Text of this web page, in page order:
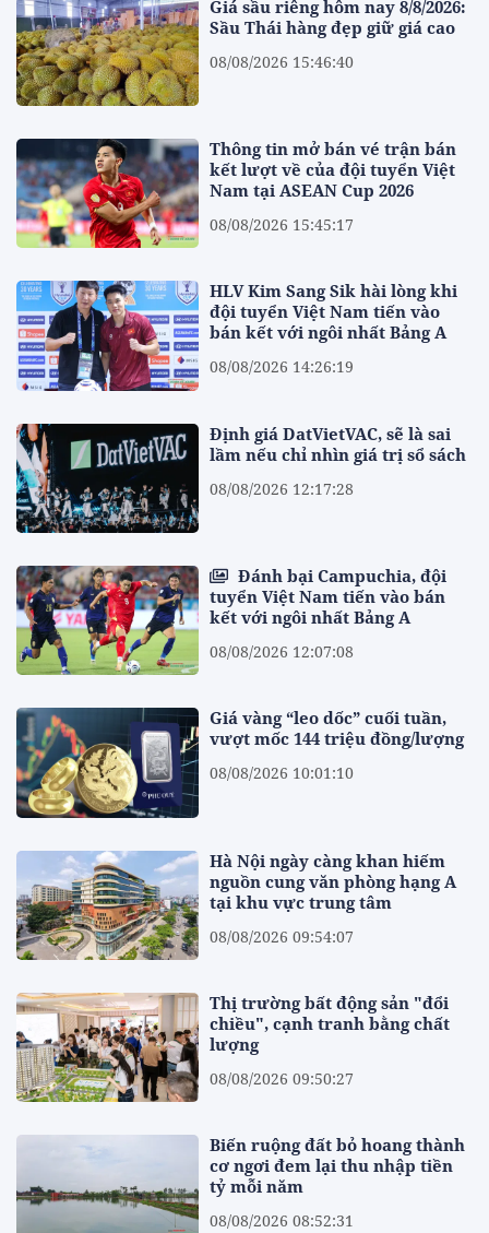
Giá sầu riêng hôm nay 8/8/2026:
Sầu Thái hàng đẹp giữ giá cao
08/08/2026 15:46:40
Thông tin mở bán vé trận bán
kết lượt về của đội tuyển Việt
Nam tại ASEAN Cup 2026
08/08/2026 15:45:17
HLV Kim Sang Sik hài lòng khi
đội tuyển Việt Nam tiến vào
bán kết với ngôi nhất Bảng A
08/08/2026 14:26:19
Định giá DatVietVAC, sẽ là sai
lầm nếu chỉ nhìn giá trị sổ sách
08/08/2026 12:17:28
Đánh bại Campuchia, đội
tuyển Việt Nam tiến vào bán
kết với ngôi nhất Bảng A
08/08/2026 12:07:08
Giá vàng “leo dốc” cuối tuần,
vượt mốc 144 triệu đồng/lượng
08/08/2026 10:01:10
Hà Nội ngày càng khan hiếm
nguồn cung văn phòng hạng A
tại khu vực trung tâm
08/08/2026 09:54:07
Thị trường bất động sản "đổi
chiều", cạnh tranh bằng chất
lượng
08/08/2026 09:50:27
Biến ruộng đất bỏ hoang thành
cơ ngơi đem lại thu nhập tiền
tỷ mỗi năm
08/08/2026 08:52:31